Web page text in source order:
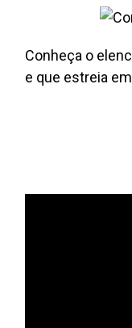
Conheça o
e que estreia